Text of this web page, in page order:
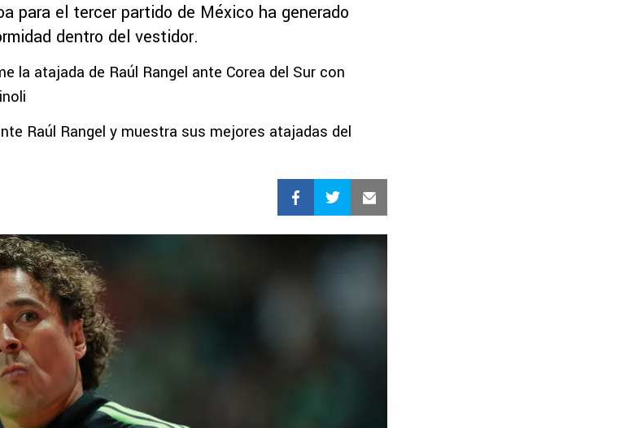
para el tercer partido de México ha generado
dentro del vestidor.
la atajada de Raúl Rangel ante Corea del Sur con
Raúl Rangel y muestra sus mejores atajadas del